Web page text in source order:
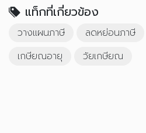
แท็กที่เกี่ยวข้อง
วางแผนภาษี ลดหย่อนภาษี
เกษียณอายุ
วัยเกษียณ